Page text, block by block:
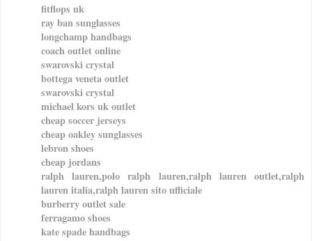
fitflops uk
ray ban sunglasses
longchamp handbags
coach outlet online
swarovski crystal
bottega veneta outlet
swarovski crystal
michael kors uk outlet
cheap soccer jerseys
cheap oakley sunglasses
lebron shoes
cheap jordans
ralph lauren,polo ralph lauren,ralph lauren outlet,ralph
lauren italia,ralph lauren sito ufficiale
burberry outlet sale
ferragamo shoes
kate spade handbags